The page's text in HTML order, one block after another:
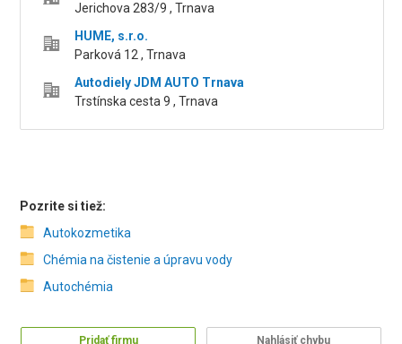
Jerichova 283/9 , Trnava
HUME, s.r.o.
Parková 12 , Trnava
Autodiely JDM AUTO Trnava
Trstínska cesta 9 , Trnava
Pozrite si tiež:
Autokozmetika
Chémia na čistenie a úpravu vody
Autochémia
Pridať firmu Nahlásiť chybu